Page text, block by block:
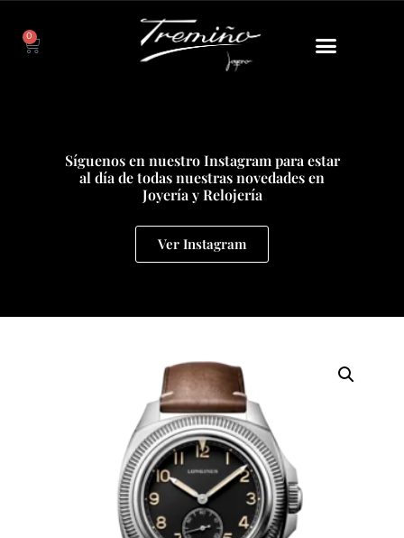
0
Síguenos en nuestro Instagram para estar
al día de todas nuestras novedades en
Joyería y Relojería
Ver Instagram